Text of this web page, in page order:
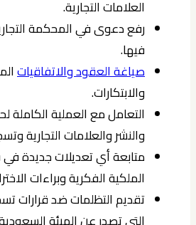
العلامات التجارية.
رفع دعوى في المحكمة
فيها.
صياغة العقود والاتفاقيات
والابتكارات.
التعامل مع العملية الكاملة
والنشر والعلامات التجارية
متابعة أي تعديلات جديدة في
الملكية الفكرية وبراءات
تقديم التظلمات ضد قرارات